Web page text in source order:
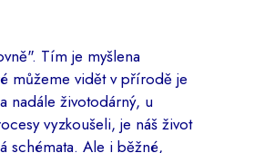
Tím je myšlena
můžeme vidět v přírodě je
nadále životodárný, u
vyzkoušeli, je náš život
schémata. Ale i běžné,